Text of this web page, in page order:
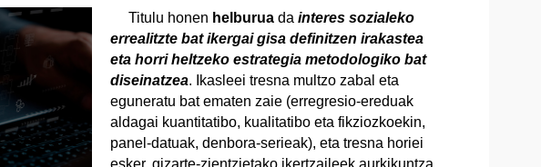
Titulu honen helburuada interes sozialeko
errealitzte bat ikergai gisa definitzen irakastea
eta horri heltzeko estrategia metodologiko bat
diseinatzea. Ikasleei tresna multzo zabal eta
eguneratu bat ematen zaie (erregresio-ereduak
aldagai kuantitatibo, kualitatibo eta fikziozkoekin,
panel-datuak, denbora-serieak), eta tresna horiei
esker, gizarte-zientzietako ikertzaileek aurkikuntza